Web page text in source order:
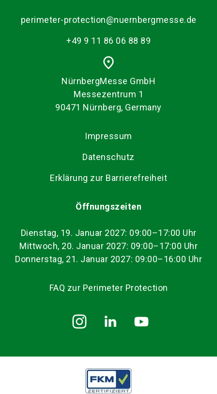
perimeter-protection@nuernbergmesse.de
+49 9 11 86 06 88 89
place
NürnbergMesse GmbH
Messezentrum 1
90471 Nürnberg, Germany
Impressum
Datenschutz
Erklärung zur Barrierefreiheit
Öffnungszeiten
Dienstag, 19. Januar 2027: 09:00–17:00 Uhr
Mittwoch, 20. Januar 2027: 09:00–17:00 Uhr
Donnerstag, 21. Januar 2027: 09:00–16:00 Uhr
FAQ zur Perimeter Protection